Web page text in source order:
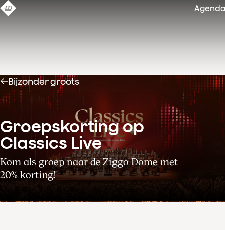
Bijzonder groots
Groepskorting op
Classics Live
Kom als groep naar de Ziggo Dome met
20% korting!